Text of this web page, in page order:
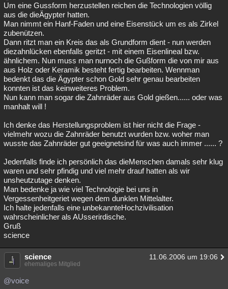
Um eine Gussform herzustellen reichen die Technologien völlig
aus die dieÄgypter hatten.
Man nimmt ein Hanf-Faden und eine Eisenstück um es als Zirkel
zubenützen.
Dann ritzt man ein Kreis das als Grundform dient - nun werden
diezahnlücken ebenfalls geritzt - mit einem Eisenlineal bzw.
ähnlichem. Nun muss man nurnoch die Gußform die von mir aus
aus Holz oder Keramik besteht fertig bearbeiten. Wennman
bedenkt das die Ägypter schon Gold sehr genau bearbeiten
konnten ist das keinweiteres Problem.
Nun kann man sogar die Zahnräder aus Gold gießen...... oder was
manhalt will !
Ich denke das Herstellungsproblem ist hier nicht die Frage -
vielmehr wozu die Zahnräder benutzt wurden bzw. woher man
wusste das Zahnräder gut geeignetsind für was auch immer ...... ?
Jedenfalls finde ich persönlich das dieMenschen damals sehr klug
waren und sehr pfindig und viel mehr drauf hatten als wir
unsheutzutage denken.
Man bedenke ja wie viel Technologie bei uns in
Vergessenheitgeriet wegen dem dunklen Mittelalter.
Ich halte jedenfalls eine unbekannteHochzivilisation
wahrscheinlicher als AUsserirdische.
Gruß
science
science 11.06.2006 um 19:06
ehemaliges Mitglied
@voice